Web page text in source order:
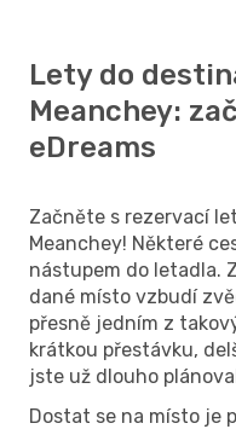
Lety do
Meanchey:
eDreams
Začněte s rezervací
Meanchey! Některé
nástupem do letadla.
dané místo vzbudí
přesně jedním z
krátkou přestávku,
jste už dlouho
Dostat se na místo je